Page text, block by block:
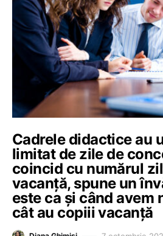
Cadrele didactice au
limitat de zile de
coincid cu numărul
vacanță, spune un
este ca și când avem
cât au copiii vacanță